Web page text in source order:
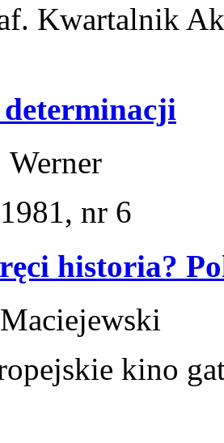
Kwartalnik
nr 6
historia?
kino